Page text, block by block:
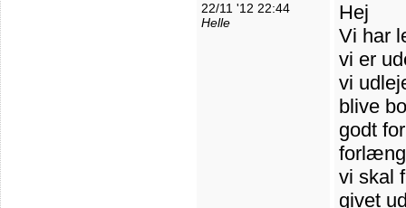
22/11 '12 22:44
Helle
Hej
Vi har
vi er
vi
blive
godt
vi skal
givet